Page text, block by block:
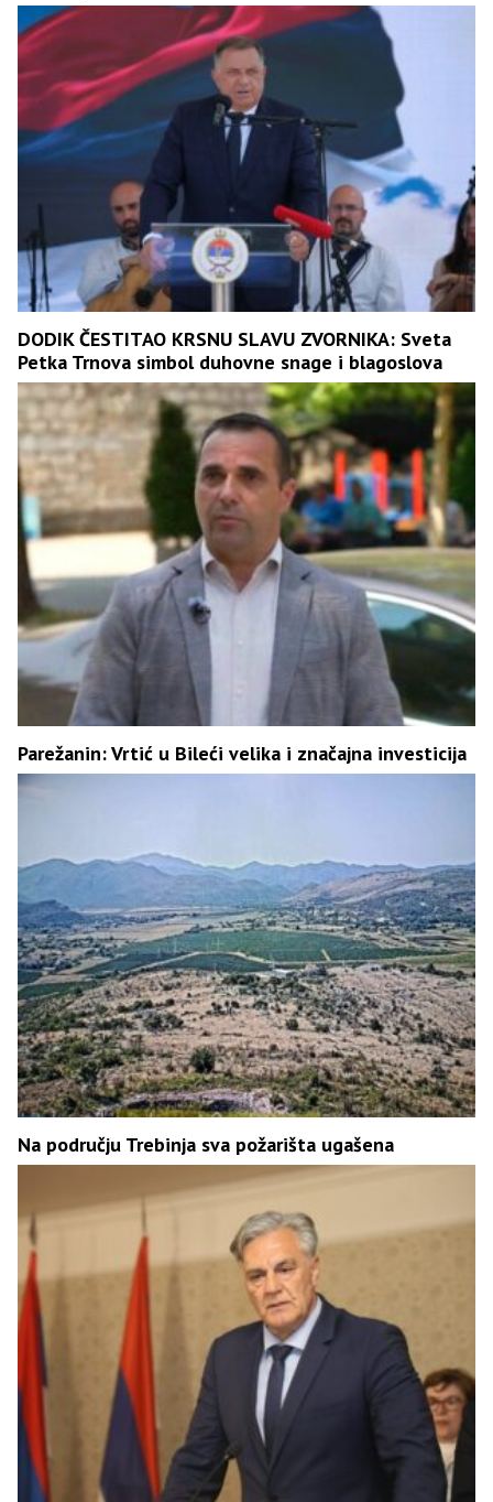
DODIK ČESTITAO KRSNU SLAVU ZVORNIKA: Sveta
Petka Trnova simbol duhovne snage i blagoslova
Parežanin: Vrtić u Bileći velika i značajna investicija
Na području Trebinja sva požarišta ugašena